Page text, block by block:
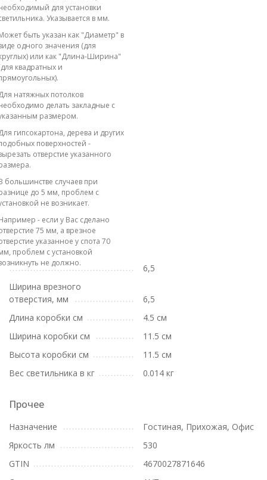
для установки
Указывается в мм.
быть указан как "Диаметр" в
одного значения (для
или как "Длина-Ширина"
квадратных и
натяжных потолков
делать закладные с
размером.
гипсокартона, дерева и других
поверхностей -
отверстие указанного
большинстве случаев при
до 5 мм, проблем с
не возникает.
- если у Вас сделано
75 мм, а врезное
указанное у спота 70
проблем с установкой
не должно.
6,5
Ширина врезного
отверстия, мм
6,5
Длина коробки см
4.5 см
Ширина коробки см
11.5 см
Высота коробки см
11.5 см
Вес светильника в кг
0.014 кг
Прочее
Назначение
Гостиная, Прихожая, Офис
Яркость лм
530
GTIN
4670027871646